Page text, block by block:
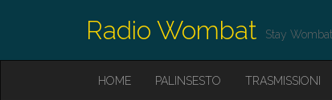
Radio Wombat Stay
MHOME PALINSESTO TRASMISSIONI